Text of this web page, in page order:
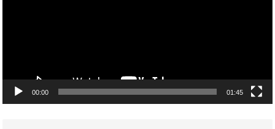
00:00 01:45